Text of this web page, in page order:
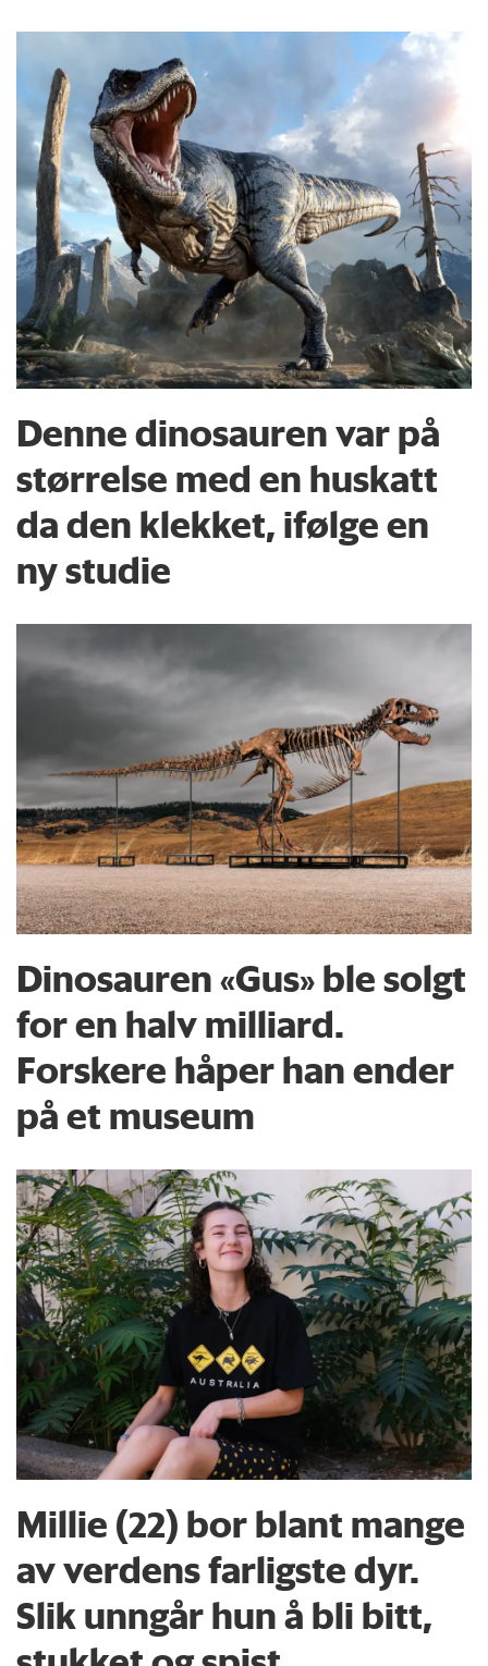
Denne dinosauren var på
størrelse med en huskatt
da den klekket, ifølge en
ny studie
Dinosauren «Gus» ble solgt
for en halv milliard.
Forskere håper han ender
på et museum
Millie (22) bor blant mange
av verdens farligste dyr.
Slik unngår hun å bli bitt,